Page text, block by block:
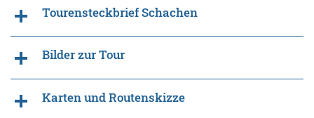
Tourensteckbrief Schachen
Bilder zur Tour
Karten und Routenskizze